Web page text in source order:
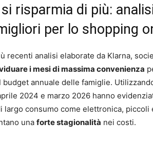
risparmia di più:
per lo shopping
recenti analisi elaborate da Klarna,
i mesi di massima convenienza
annuale delle famiglie.
2024 e marzo 2026 hanno
largo consumo come elettronica,
una forte stagionalità nei costi.